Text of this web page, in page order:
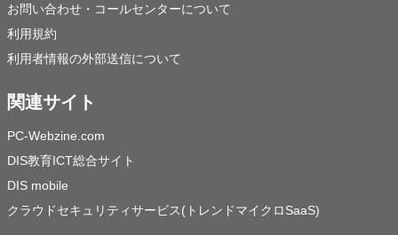
お問い合わせ・コールセンターについて
利用規約
利用者情報の外部送信について
関連サイト
PC-Webzine.com
DIS教育ICT総合サイト
DIS mobile
クラウドセキュリティサービス(トレンドマイクロSaaS)